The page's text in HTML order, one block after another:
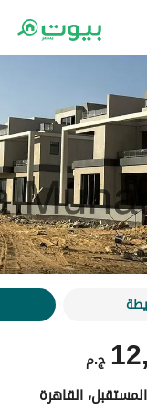
ج.م
القاهرة